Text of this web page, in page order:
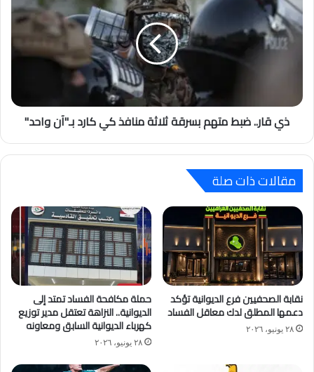
ذي قار.. ضبط متهم بسرقة ثلاثة منافذ كي كارد بـ"آن واحد"
مقالات ذات صلة
نقابة الصحفيين فرع الديوانية تؤكد
دعمها المطلق لدك معاقل الفساد
٢٨ يونيو، ٢٠٢٦
حملة مكافحة الفساد تمتد إلى
الديوانية.. النزاهة تعتقل مدير توزيع
كهرباء الديوانية السابق ومعاونه
٢٨ يونيو، ٢٠٢٦